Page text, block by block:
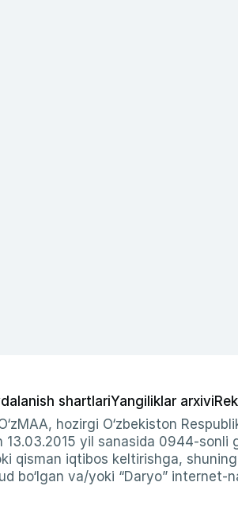
shartlariYangiliklar arxivi
hozirgi O‘zbekiston
yil sanasida 0944-sonli
qisman iqtibos keltirishga,
bo‘lgan va/yoki “Daryo” internet-